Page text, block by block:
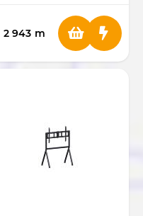
2 943 m